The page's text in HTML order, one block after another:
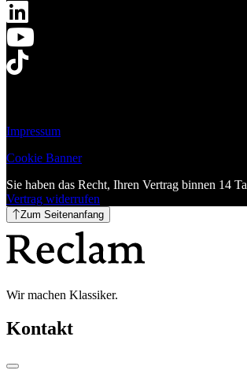
Impressum
Cookie Banner
Sie haben das Recht, Ihren Vertrag binnen 14
Vertrag widerrufen
Zum Seitenanfang
Wir machen Klassiker.
Kontakt